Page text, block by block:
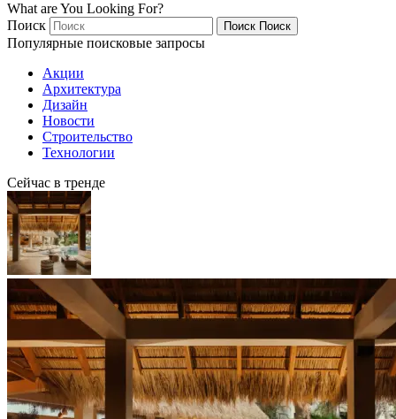
What are You Looking For?
Поиск
Поиск Поиск
Популярные поисковые запросы
Акции
Архитектура
Дизайн
Новости
Строительство
Технологии
Сейчас в тренде